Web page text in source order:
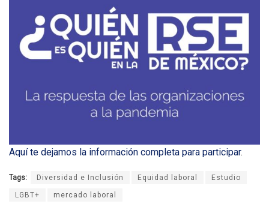
Aquí te dejamos la información completa para participar.
Tags: Diversidad e Inclusión Equidad laboral Estudio
LGBT+ mercado laboral